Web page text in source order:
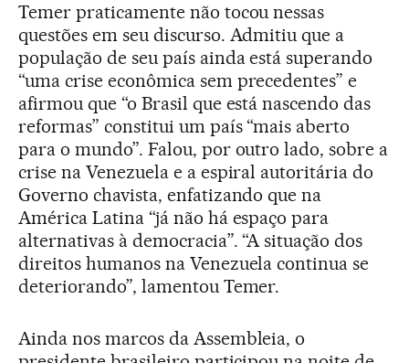
Temer praticamente não tocou nessas
questões em seu discurso. Admitiu que a
população de seu país ainda está superando
“uma crise econômica sem precedentes” e
afirmou que “o Brasil que está nascendo das
reformas” constitui um país “mais aberto
para o mundo”. Falou, por outro lado, sobre a
crise na Venezuela e a espiral autoritária do
Governo chavista, enfatizando que na
América Latina “já não há espaço para
alternativas à democracia”. “A situação dos
direitos humanos na Venezuela continua se
deteriorando”, lamentou Temer.
Ainda nos marcos da Assembleia, o